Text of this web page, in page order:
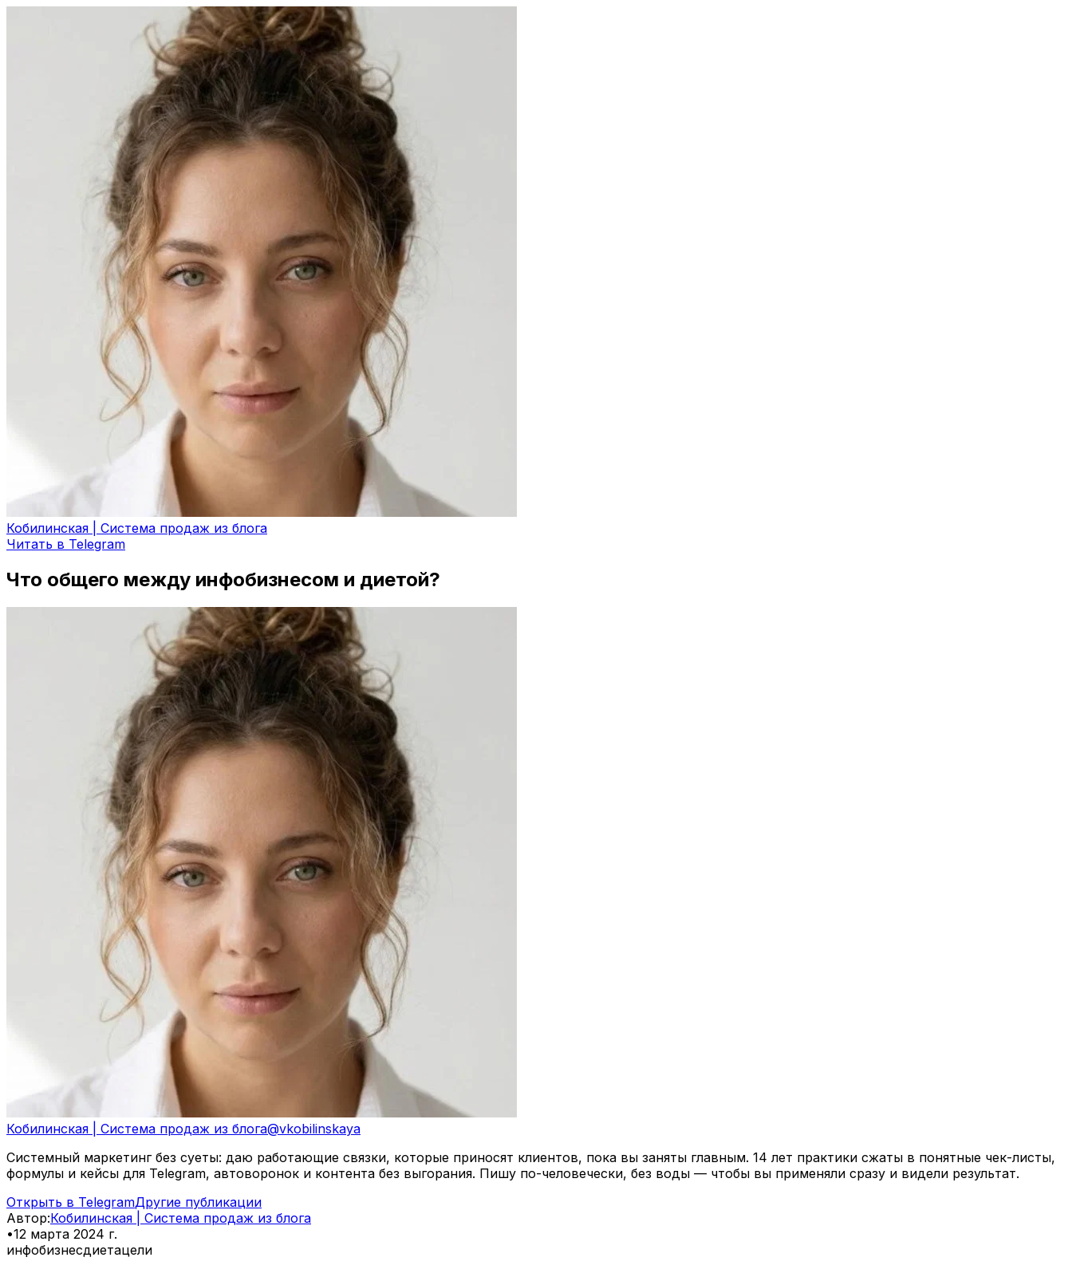
Кобилинская | Система продаж из блога
Читать в Telegram
Что общего между инфобизнесом и диетой?
Кобилинская | Система продаж из блога@vkobilinskaya
Системный маркетинг без суеты: даю работающие связки, которые приносят клиентов, пока вы заняты главным. 14 лет практики сжаты в понятные чек-листы,
формулы и кейсы для Telegram, автоворонок и контента без выгорания. Пишу по-человечески, без воды — чтобы вы применяли сразу и видели результат.
Открыть в TelegramДругие публикации
Автор:Кобилинская | Система продаж из блога
•12 марта 2024 г.
инфобизнесдиетацели